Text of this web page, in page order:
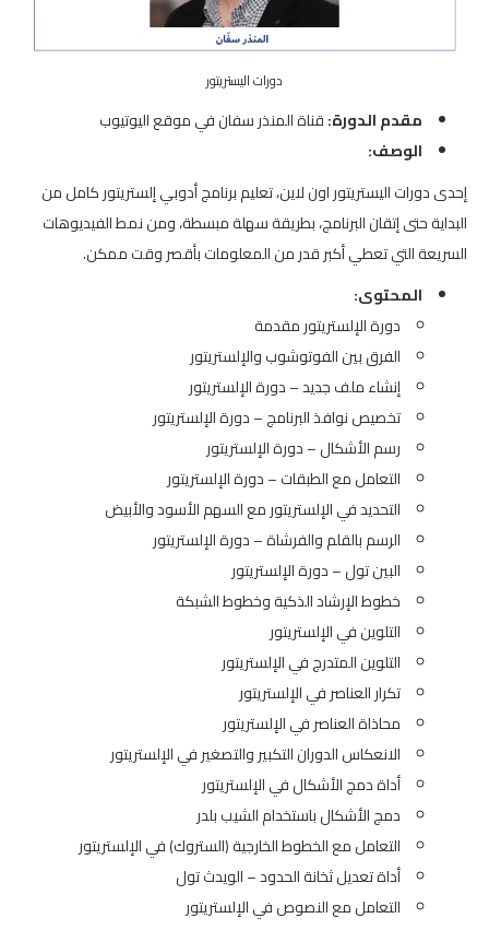
دورات اليستريتور
مقدم الدورة:قناة المنذر سفان في موقع اليوتيوب
الوصف:
إحدى دورات اليستريتور اون لاين، تعليم برنامج أدوبي إلستريتور كامل من
البداية حتى إتقان البرنامج، بطريقة سهلة مبسطة، ومن نمط الفيديوهات
السريعة التي تعطي أكبر قدر من المعلومات بأقصر وقت ممكن.
المحتوى:
دورة الإلستريتور مقدمة
الفرق بين الفوتوشوب والإلستريتور
إنشاء ملف جديد – دورة الإلستريتور
تخصيص نوافذ البرنامج – دورة الإلستريتور
رسم الأشكال – دورة الإلستريتور
التعامل مع الطبقات – دورة الإلستريتور
التحديد في الإلستريتور مع السهم الأسود والأبيض
الرسم بالقلم والفرشاة – دورة الإلستريتور
البين تول – دورة الإلستريتور
خطوط الإرشاد الذكية وخطوط الشبكة
التلوين في الإلستريتور
التلوين المتدرج في الإلستريتور
تكرار العناصر في الإلستريتور
محاذاة العناصر في الإلستريتور
الانعكاس الدوران التكبير والتصغير في الإلستريتور
أداة دمج الأشكال في الإلستريتور
دمج الأشكال باستخدام الشيب بلدر
التعامل مع الخطوط الخارجية (الستروك) في الإلستريتور
أداة تعديل ثخانة الحدود – الويدث تول
التعامل مع النصوص في الإلستريتور